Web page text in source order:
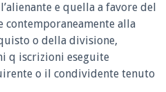
e quella a favore del
alla
o della divisione,
q iscrizioni eseguite
o il condividente tenuto